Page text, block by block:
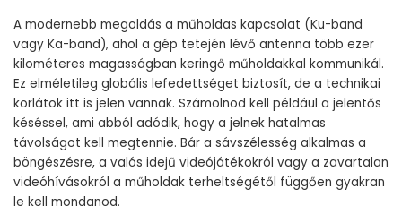
A modernebb megoldás a műholdas kapcsolat (Ku-band
vagy Ka-band), ahol a gép tetején lévő antenna több ezer
kilométeres magasságban keringő műholdakkal kommunikál.
Ez elméletileg globális lefedettséget biztosít, de a technikai
korlátok itt is jelen vannak. Számolnod kell például a jelentős
késéssel, ami abból adódik, hogy a jelnek hatalmas
távolságot kell megtennie. Bár a sávszélesség alkalmas a
böngészésre, a valós idejű videójátékokról vagy a zavartalan
videóhívásokról a műholdak terheltségétől függően gyakran
le kell mondanod.